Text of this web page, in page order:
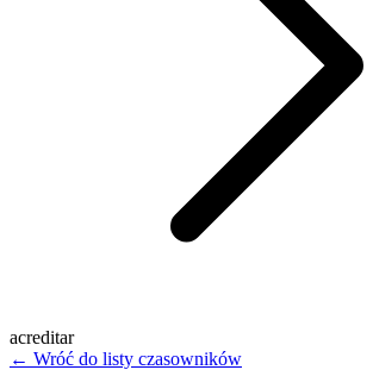
acreditar
← Wróć do listy czasowników